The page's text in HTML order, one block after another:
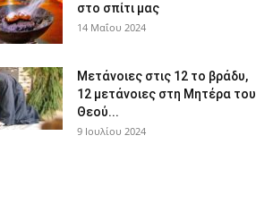
στο σπίτι μας
14 Μαΐου 2024
Μετάνοιες στις 12 το βράδυ,
12 μετάνοιες στη Μητέρα του
Θεού...
9 Ιουλίου 2024